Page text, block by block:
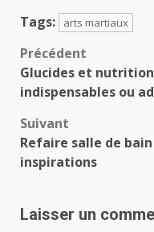
Tags:
arts martiaux
Navigation
d’article
Précédent
Glucides et
indispensables ou
Suivant
Refaire salle de
inspirations
Laisser un